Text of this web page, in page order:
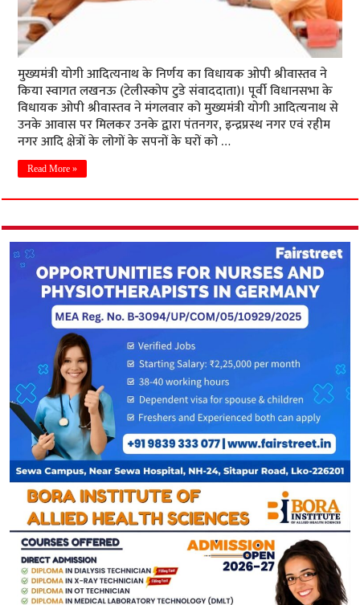
मुख्यमंत्री योगी आदित्यनाथ के निर्णय का विधायक ओपी श्रीवास्तव ने
किया स्वागत लखनऊ (टेलीस्कोप टुडे संवाददाता)। पूर्वी व‍िधानसभा के
व‍िधायक ओपी श्रीवास्‍तव ने मंगलवार को मुख्यमंत्री योगी आद‍ित्‍यनाथ से
उनके आवास पर मिलकर उनके द्वारा पंतनगर, इन्द्रप्रस्थ नगर एवं रहीम
नगर आदि क्षेत्रों के लोगों के सपनों के घरों को …
Read More »